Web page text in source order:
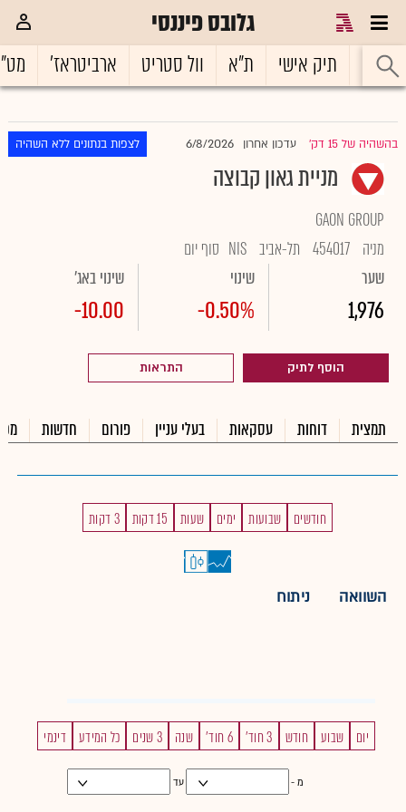
גלובס פיננסי
ראשי תיק אישי ת"א וול סטריט ארביטראז'
בהשהיה של 15 דק' עדכון אחרון 6/8/2026 לצפות בנתונים ללא השהיה
מניית גאון קבוצה
GAON GROUP
מניה 454017 תל-אביב NIS סוף יום
שער
1,976
שינוי
-0.50%
שינוי באג'
-10.00
הוסף לתיק התראות
תמצית דוחות עסקאות בעלי עניין פורום חדשות
חודשים שבועות ימים שעות 15 דקות 3 דקות
השוואה ניתוח
יום שבוע חודש 3 חוד' 6 חוד' שנה 3 שנים כל המידע דינמי
מ - עד